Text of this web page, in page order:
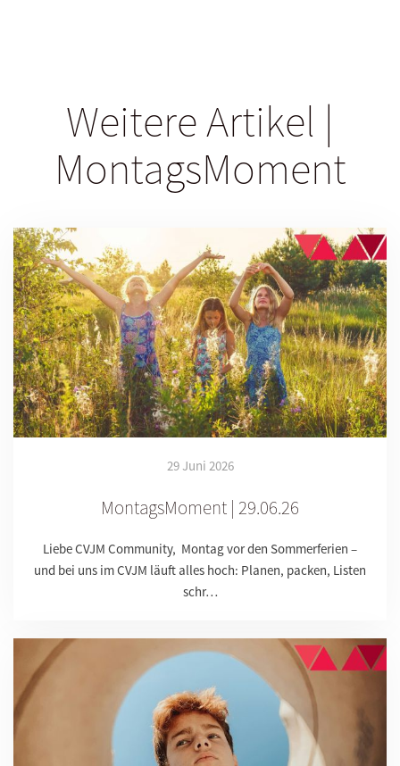
Weitere Artikel |
MontagsMoment
29 Juni 2026
MontagsMoment | 29.06.26
Liebe CVJM Community, Montag vor den Sommerferien –
und bei uns im CVJM läuft alles hoch: Planen, packen, Listen
schr…